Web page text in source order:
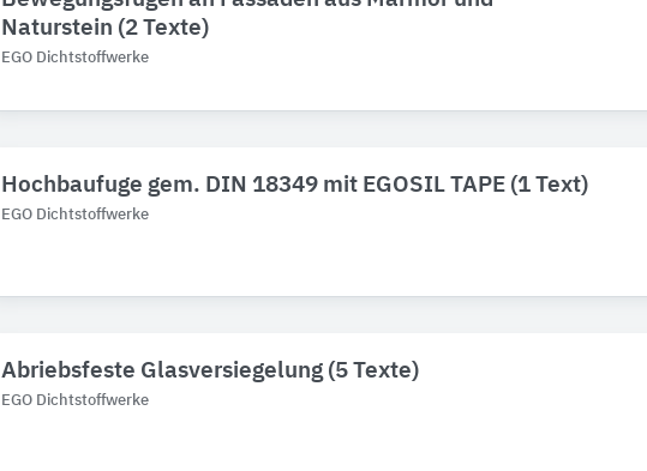
Naturstein (2 Texte)
EGO Dichtstoffwerke
Hochbaufuge gem. DIN 18349 mit EGOSIL TAPE (1 Text)
EGO Dichtstoffwerke
Abriebsfeste Glasversiegelung (5 Texte)
EGO Dichtstoffwerke